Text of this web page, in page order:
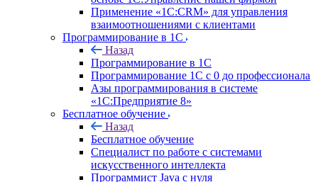
Применение «1С:CRM» для управления
взаимоотношениями с клиентами
Программирование в 1С
Назад
Программирование в 1С
Программирование 1С с 0 до профессионала
Азы программирования в системе
«1С:Предприятие 8»
Бесплатное обучение
Назад
Бесплатное обучение
Специалист по работе с системами
искусственного интеллекта
Программист Java с нуля